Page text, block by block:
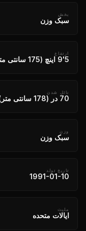
بخش
سبک وزن
ارتفاع
5'9 اینچ (175 سانتی متر)
نائل شدن
70 در (178 سانتی متر)
وزن
سبک وزن
تاریخ تولد
1991-01-10
ملیت
ایالات متحده